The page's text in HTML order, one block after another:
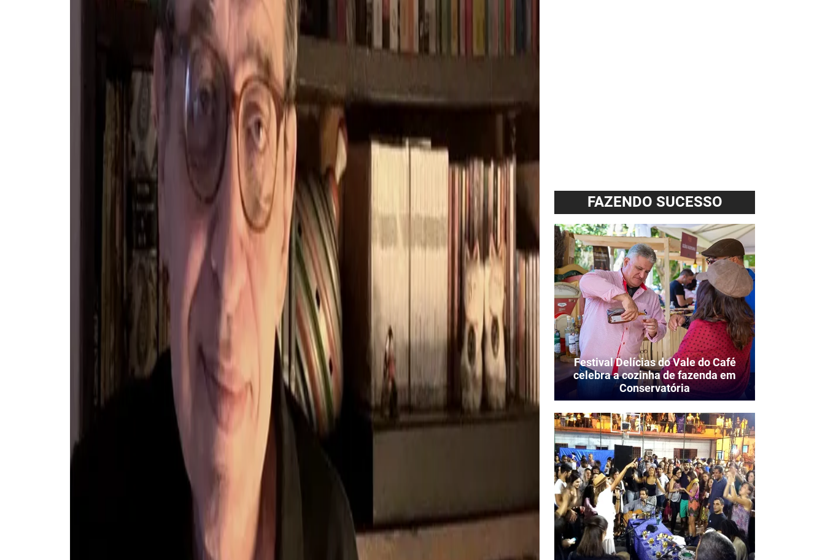
FAZENDO SUCESSO
Festival Delícias do Vale do Café
celebra a cozinha de fazenda em
Conservatória